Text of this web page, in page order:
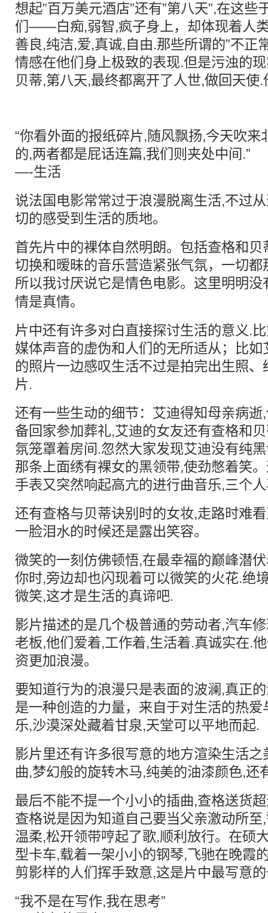
想起”百万美元酒店”还有”第八天”,在这些
们——白痴,弱智,疯子身上，却体现着人
善良,纯洁,爱,真诚,自由.那些所谓的”不正
情感在他们身上极致的表现.但是污浊的
贝蒂,第八天,最终都离开了人世,做回天使
“你看外面的报纸碎片,随风飘扬,今天吹来
的,两者都是屁话连篇,我们则夹处中间.”
—-生活
说法国电影常常过于浪漫脱离生活,不过
切的感受到生活的质地。
首先片中的裸体自然明朗。包括查格和
切换和暧昧的音乐营造紧张气氛，一切
所以我讨厌说它是情色电影。这里明明
情是真情。
片中还有许多对白直接探讨生活的意义.
媒体声音的虚伪和人们的无所适从；比
的照片一边感叹生活不过是拍完出生照
片.
还有一些生动的细节：艾迪得知母亲病
备回家参加葬礼,艾迪的女友还有查格和
氛笼罩着房间.忽然大家发现艾迪没有纯
那条上面绣有裸女的黑领带,使劲憋着笑
手表又突然响起高亢的进行曲音乐,三个
还有查格与贝蒂诀别时的女妆,走路时难
一脸泪水的时候还是露出笑容。
微笑的一刻仿佛顿悟,在最幸福的巅峰潜
你时,旁边却也闪现着可以微笑的火花.绝
微笑,这才是生活的真谛吧.
影片描述的是几个极普通的劳动者,汽车
老板,他们爱着,工作着,生活着.真诚实在.
资更加浪漫。
要知道行为的浪漫只是表面的波澜,真正
是一种创造的力量，来自于对生活的热
乐,沙漠深处藏着甘泉,天堂可以平地而起.
影片里还有许多很写意的地方渲染生活
曲,梦幻般的旋转木马,纯美的油漆颜色,
最后不能不提一个小小的插曲,查格送货
查格说是因为知道自己要当父亲激动所
温柔,松开领带哼起了歌,顺利放行。在硕
型卡车,载着一架小小的钢琴,飞驰在晚霞
剪影样的人们挥手致意,这是片中最写意
“我不是在写作,我在思考”